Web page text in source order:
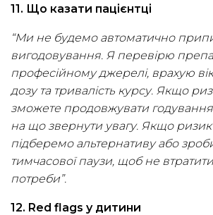
11. Що казати пацієнтці
“Ми не будемо автоматично
вигодовування. Я перевірю
професійному джерелі, врахую
дозу та тривалість курсу. Якщо
зможете продовжувати годування
на що звернути увагу. Якщо
підберемо альтернативу або
тимчасової паузи, щоб не
потреби”.
12. Red flags у дитини